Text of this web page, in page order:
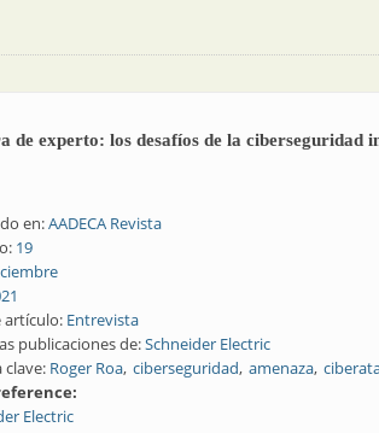
de experto: los desafíos de la ciberseguridad
en:AADECA Revista
19
artículo: Entrevista
publicaciones de:Schneider Electric
clave: Roger Roa ciberseguridad amenaza
Electric